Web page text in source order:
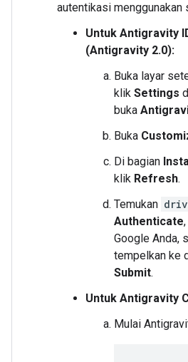
autentikasi menggunakan
Untuk Antigravity
(Antigravity 2.0):
Buka layar
klik Settings
buka
Buka
Di bagian
klik Refresh.
Temukan
Authenticate
Google Anda,
tempelkan ke
Submit.
Untuk Antigravity
Mulai